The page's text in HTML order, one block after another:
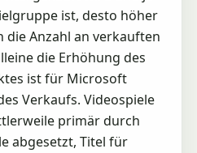
ist, desto höher
die Anzahl an verkauften
die Erhöhung des
ist für Microsoft
Verkaufs. Videospiele
primär durch
abgesetzt, Titel für